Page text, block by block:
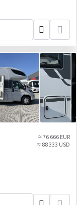
≈ 76 666 EUR
≈ 88 333 USD